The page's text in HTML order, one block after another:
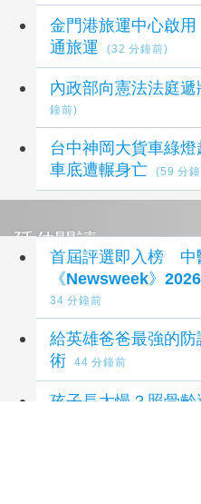
金門港旅運中心啟
通旅運
(32 分鐘前)
內政部向憲法法庭
鐘前)
台中神岡大貨車綠
車底遭輾身亡
(59 分
延伸閱讀
首屆評選即入榜 中
《Newsweek》
34 分鐘前
給英雄爸爸最強的
術
44 分鐘前
孩子長太慢？照骨